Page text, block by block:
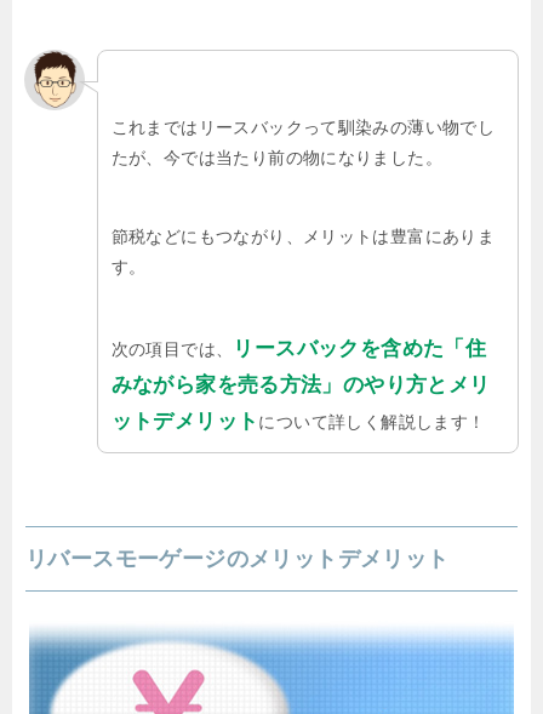
これまではリースバックって馴染みの薄い物でし
たが、今では当たり前の物になりました。
節税などにもつながり、メリットは豊富にありま
す。
次の項目では、
リースバックを含めた「住
みながら家を売る方法」のやり方とメリ
ットデメリット について詳しく解説します！
リバースモーゲージのメリットデメリット